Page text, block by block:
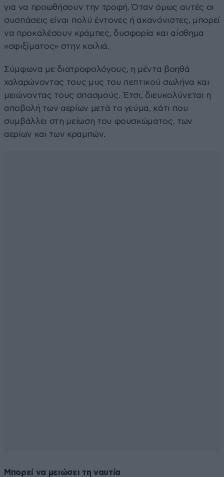
για να προωθήσουν την τροφή. Όταν όμως αυτές οι
συσπάσεις είναι πολύ έντονες ή ακανόνιστες, μπορεί
να προκαλέσουν κράμπες, δυσφορία και αίσθημα
«σφιξίματος» στην κοιλιά.
Σύμφωνα με διατροφολόγους, η μέντα βοηθά
χαλαρώνοντας τους μυς του πεπτικού σωλήνα και
μειώνοντας τους σπασμούς. Έτσι, διευκολύνεται η
αποβολή των αερίων μετά το γεύμα, κάτι που
συμβάλλει στη μείωση του φουσκώματος, των
αερίων και των κραμπών.
Μπορεί να μειώσει τη ναυτία